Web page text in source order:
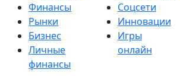
Финансы
Рынки
Бизнес
Личные
финансы
Соцсети
Инновации
Игры
онлайн